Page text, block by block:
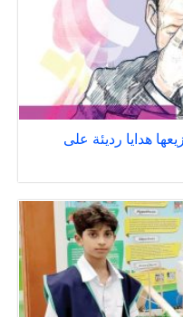
هدايا رديئة على